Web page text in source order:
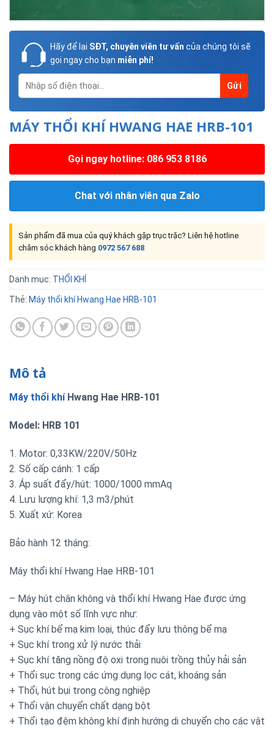
Hãy để lại SĐT, chuyên viên tư vấn của chúng tôi sẽ
gọi ngay cho bạn miễn phí!
MÁY THỔI KHÍ HWANG HAE HRB-101
Gọi ngay hotline: 086 953 8186
Chat với nhân viên qua Zalo
Sản phẩm đã mua của quý khách gặp trục trặc? Liên hệ hotline
chăm sóc khách hàng 0972 567 688
Danh mục: THỔI KHÍ
Thẻ: Máy thổi khí Hwang Hae HRB-101
Mô tả
Máy thổi khíHwang Hae HRB-101
Model: HRB 101
1. Motor: 0,33KW/220V/50Hz
2. Số cấp cánh: 1 cấp
3. Áp suất đẩy/hút: 1000/1000 mmAq
4. Lưu lượng khí: 1,3 m3/phút
5. Xuất xứ: Korea
Bảo hành 12 tháng:
Máy thổi khí Hwang Hae HRB-101
– Máy hút chân không và thổi khí Hwang Hae được ứng
dụng vào một số lĩnh vực như:
+ Sục khí bể mạ kim loại, thúc đẩy lưu thông bể mạ
+ Sục khí trong xử lý nước thải
+ Sục khí tăng nồng độ oxi trong nuôi trồng thủy hải sản
+ Thổi sục trong các ứng dụng lọc cát, khoáng sản
+ Thổi, hút bụi trong công nghiệp
+ Thổi vận chuyển chất dạng bột
+ Thổi tạo đệm không khí định hướng di chuyển cho các vật